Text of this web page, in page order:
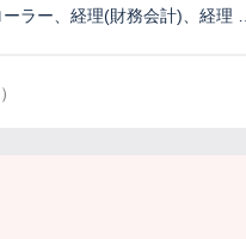
ラー、経理(財務会計)、経理 …